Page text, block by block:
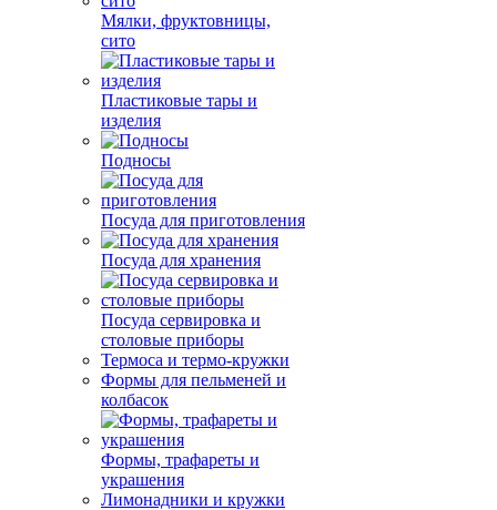
Мялки, фруктовницы,
сито
Пластиковые тары и
изделия
Подносы
Посуда для приготовления
Посуда для хранения
Посуда сервировка и
столовые приборы
Термоса и термо-кружки
Формы для пельменей и
колбасок
Формы, трафареты и
украшения
Лимонадники и кружки